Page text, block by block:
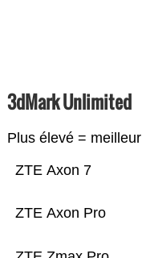
3dMark Unlimited
Plus élevé = meilleur
ZTE Axon Pro
ZTE Axon 7